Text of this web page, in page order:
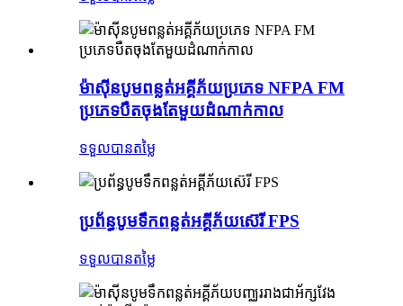
ម៉ាស៊ីនបូមពន្លត់អគ្គីភ័យប្រភេទ NFPA FM
ប្រភេទបឺតចុងតែមួយដំណាក់កាល
ទទួលបានតម្លៃ
ប្រព័ន្ធបូមទឹកពន្លត់អគ្គីភ័យស៊េរី FPS
ទទួលបានតម្លៃ